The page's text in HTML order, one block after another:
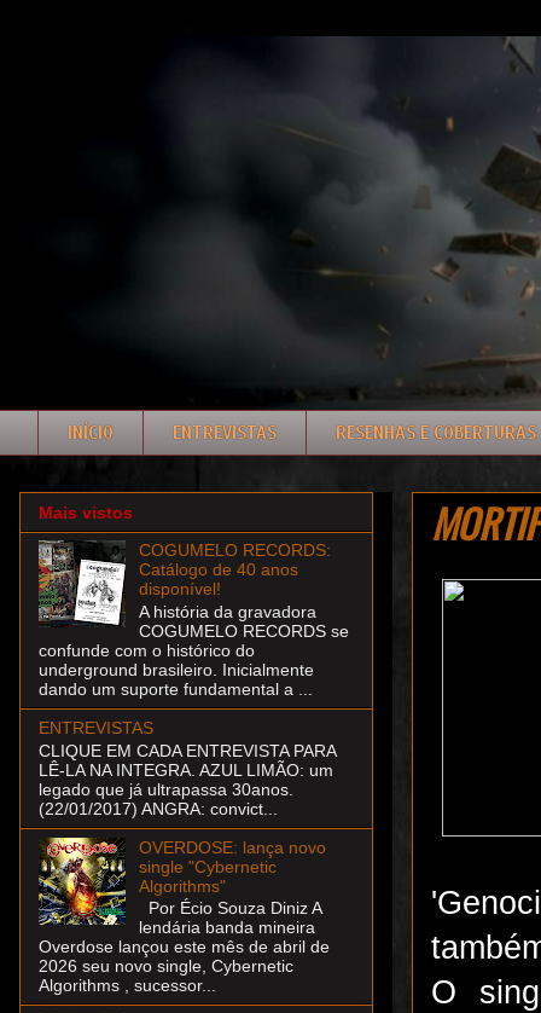
INÍCIO ENTREVISTAS RESENHAS E COBERTURAS
O
Mais vistos
COGUMELO RECORDS:
Catálogo de 40 anos
disponível!
A história da gravadora
COGUMELO RECORDS se
confunde com o histórico do
underground brasileiro. Inicialmente
dando um suporte fundamental a ...
ENTREVISTAS
CLIQUE EM CADA ENTREVISTA PARA
LÊ-LA NA INTEGRA. AZUL LIMÃO: um
legado que já ultrapassa 30anos.
(22/01/2017) ANGRA: convict...
OVERDOSE: lança novo
single "Cybernetic
Algorithms"
Por Écio Souza Diniz A
lendária banda mineira
Overdose lançou este mês de abril de
2026 seu novo single, Cybernetic
Algorithms , sucessor...